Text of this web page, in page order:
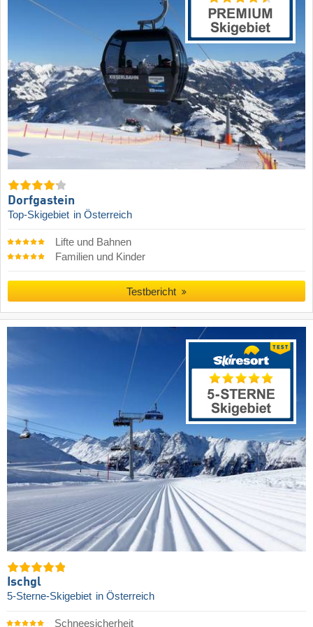
Dorfgastein
Top-Skigebiet in Österreich
Lifte und Bahnen
Familien und Kinder
Testbericht
Ischgl
5-Sterne-Skigebiet in Österreich
Schneesicherheit